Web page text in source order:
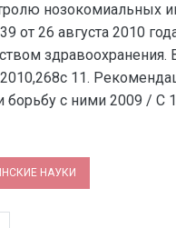
нозокомиальных
от 26 августа 2010
11.
борьбу с ними 2009 / C
НАУКИ